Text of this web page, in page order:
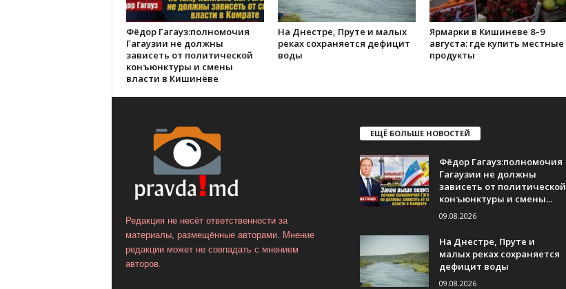
Фёдор Гагауз:полномочия
Гагаузии не должны
зависеть от политической
конъюнктуры и смены
власти в Кишинёве
На Днестре, Пруте и малых
реках сохраняется дефицит
воды
Ярмарки в Кишиневе 8–9
августа: где купить местные
продукты
Редакция не несёт ответственности за
материалы, размещённые авторами. Мнение
редакции может не совпадать с мнением
авторов.
ЕЩЁ БОЛЬШЕ НОВОСТЕЙ
Фёдор Гагауз:полномочия
Гагаузии не должны
зависеть от политической
конъюнктуры и смены...
09.08.2026
На Днестре, Пруте и
малых реках сохраняется
дефицит воды
09.08.2026